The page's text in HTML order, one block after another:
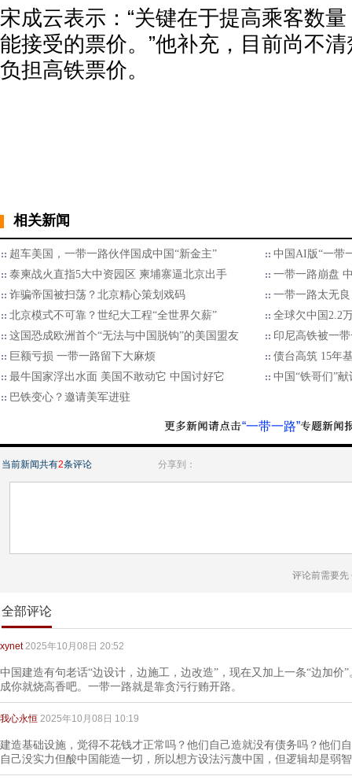
宋成云表示：“关键在于提高乘客数
能接受的票价。”他补充，目前尚不
负担高铁票价。
相关新闻
超车美国，一带一路伙伴国成中国“新金主”
中国AI版“一带
泰柬战火直指5大中资园区 柬埔寨逼北京出手
一带一路崩盘
诈骗帝国被扫荡？北京精心策划戏码
一带一路太无
北京模式不可靠？世纪大工程“全世界欠薪”
全球欠中国2.2
这国恐成欧洲首个“无法与中国脱钩”的美国盟友
印尼高铁被一
巨额亏损 一带一路留下大麻烦
债台高筑 15年
最牛国家浮出水面 美国不敢动它 中国讨好它
中国“铁哥们”
巴铁变心？邀请美军进驻
“一带一路”
当前新闻共有2条评论 分享到：
评论前需要先
全部评论
xynet 2025年10月08日 20:52
中国建造有句老话“边设计，边施工，边改造”，现在又加上一条“边加价
成你就烧高香吧。一带一路就是靠贪污行贿开路。
我心永恒 2025年10月08日 10:19
建造基础设施，觉得不花钱才正常吗？他们自己造就没有债务吗？他们
自己没实力但酸中国能造一切，所以想方设法污蔑中国，但逻辑却是弱